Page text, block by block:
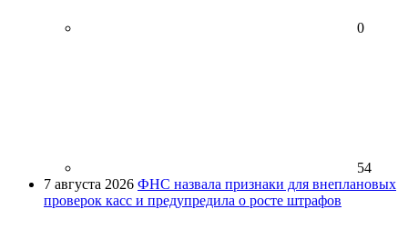
0
54
7 августа 2026 ФНС назвала признаки для внеплановых
проверок касс и предупредила о росте штрафов